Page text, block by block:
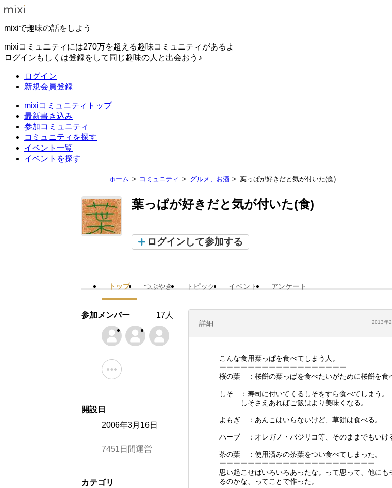
mixiで趣味の話をしよう
mixiコミュニティには270万を超える趣味コミュニティがあるよ
ログインもしくは登録をして同じ趣味の人と出会おう♪
ログイン
新規会員登録
mixiコミュニティトップ
最新書き込み
参加コミュニティ
コミュニティを探す
イベント一覧
イベントを探す
ホーム コミュニティ グルメ、お酒 葉っぱが好きだと気が付いた(食)
葉っぱが好きだと気が付いた(食)
ログインして参加する
トップ つぶやき トピック イベント アンケート
詳細 2013年
こんな食用葉っぱを食べてしまう人。
ーーーーーーーーーーーーーーーーーー
桜の葉 ：桜餅の葉っぱを食べたいがために桜餅を食
しそ ：寿司に付いてくるしそをすら食べてしまう。
しそさえあればご飯はより美味くなる。
よもぎ ：あんこはいらないけど、草餅は食べる。
ハーブ ：オレガノ・バジリコ等、そのままでもいけ
茶の葉 ：使用済みの茶葉をつい食べてしまった。
ーーーーーーーーーーーーーーーーーーーーーー
思い起こせばいろいろあったな。って思って、他にも
るのかな、ってことで作った。
参加メンバー 17人
開設日
2006年3月16日
7451日間運営
カテゴリ